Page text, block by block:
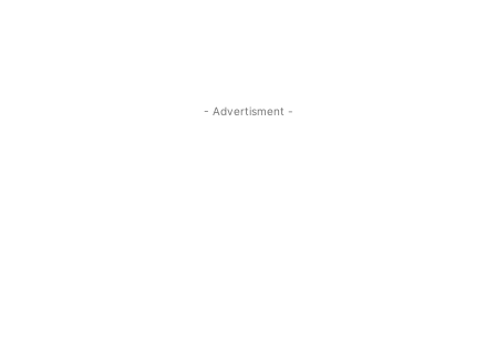
- Advertisment -